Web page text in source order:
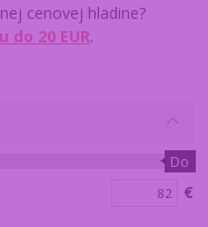
cenovej hladine?
do 20 EUR.
Do
€